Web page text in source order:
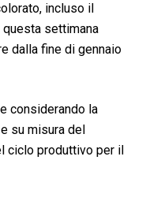
incluso il
settimana
dalla fine di gennaio
considerando la
su misura del
ciclo produttivo per il